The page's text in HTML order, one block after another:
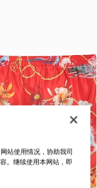
站使用情况，协助我司
。继续使用本网站，即